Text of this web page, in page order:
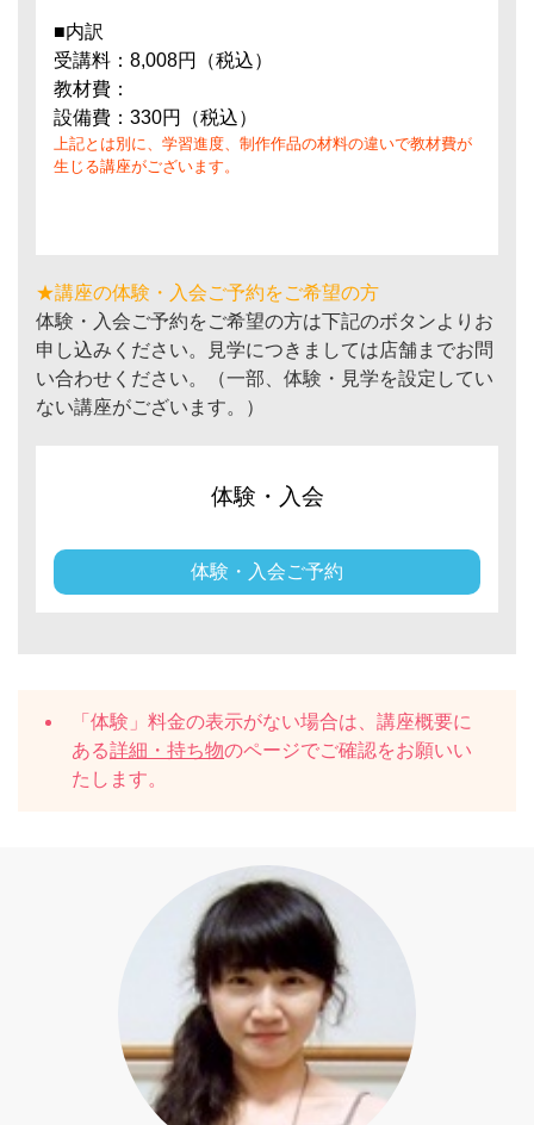
■内訳
受講料：8,008円（税込）
教材費：
設備費：330円（税込）
上記とは別に、学習進度、制作作品の材料の違いで教材費が
生じる講座がございます。
★講座の体験・入会ご予約をご希望の方
体験・入会ご予約をご希望の方は下記のボタンよりお
申し込みください。見学につきましては店舗までお問
い合わせください。（一部、体験・見学を設定してい
ない講座がございます。）
体験・入会
体験・入会ご予約
「体験」料金の表示がない場合は、講座概要に
ある詳細・持ち物のページでご確認をお願いい
たします。